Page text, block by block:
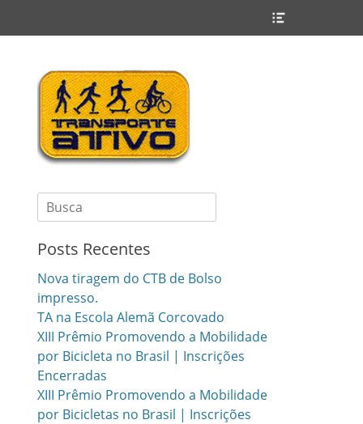
Search
for:
Posts Recentes
Nova tiragem do CTB de Bolso
impresso.
TA na Escola Alemã Corcovado
XIII Prêmio Promovendo a Mobilidade
por Bicicleta no Brasil | Inscrições
Encerradas
XIII Prêmio Promovendo a Mobilidade
por Bicicletas no Brasil | Inscrições